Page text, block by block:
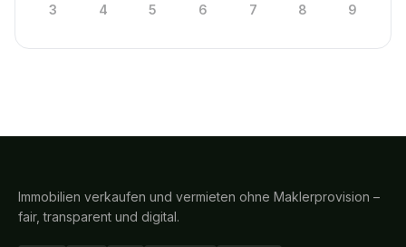
3 4 5 6 7 8 9
Immobilien verkaufen und vermieten ohne Maklerprovision –
fair, transparent und digital.